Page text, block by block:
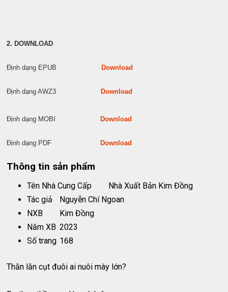
2. DOWNLOAD
Định dạng EPUB Download
Định dạng AWZ3 Download
Định dạng MOBI Download
Định dạng PDF Download
Thông tin sản phẩm
Tên Nhà Cung Cấp
Nhà Xuất Bản Kim Đồng
Tác giả
Nguyễn Chí Ngoan
NXB
Kim Đồng
Năm XB 2023
Số trang 168
Thằn lằn cụt đuôi ai nuôi mày lớn?